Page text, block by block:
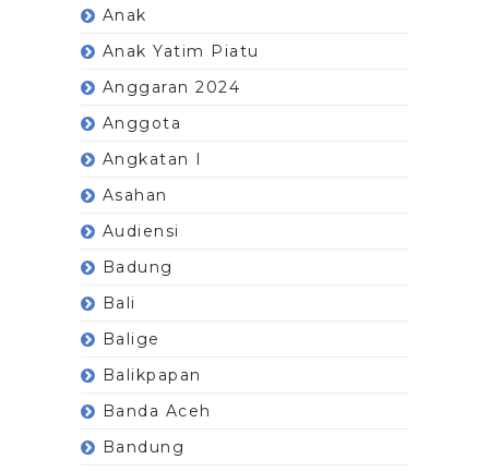
Anak
Anak Yatim Piatu
Anggaran 2024
Anggota
Angkatan I
Asahan
Audiensi
Badung
Bali
Balige
Balikpapan
Banda Aceh
Bandung